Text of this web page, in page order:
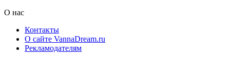
О нас
Контакты
О сайте VannaDream.ru
Рекламодателям